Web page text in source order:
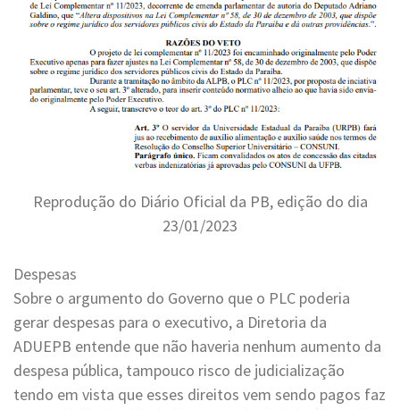
Reprodução do Diário Oficial da PB, edição do dia
23/01/2023
Despesas
Sobre o argumento do Governo que o PLC poderia
gerar despesas para o executivo, a Diretoria da
ADUEPB entende que não haveria nenhum aumento da
despesa pública, tampouco risco de judicialização
tendo em vista que esses direitos vem sendo pagos faz